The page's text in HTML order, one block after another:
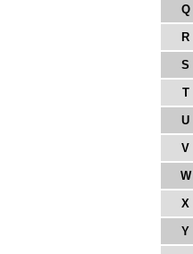
Q
R
S
T
U
V
W
X
Y